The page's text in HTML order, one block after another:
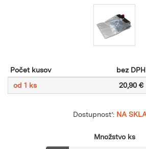
Počet kusov bez DPH
od 1 ks
20,90 €
Dostupnosť: NA
Množstvo ks